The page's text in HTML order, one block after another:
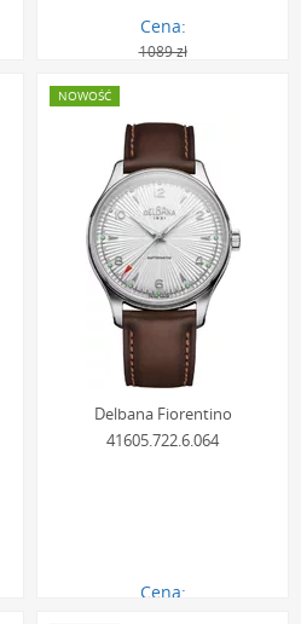
Cena:
1089 zł
Delbana Fiorentino
41605.722.6.064
Cena:
NOWOŚĆ